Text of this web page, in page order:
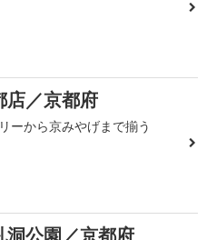
店／京都府
ーから京みやげまで揃う
洞公園／京都府